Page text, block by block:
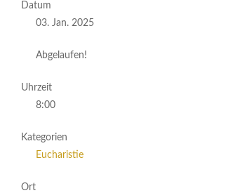
Datum
03. Jan. 2025
Abgelaufen!
Uhrzeit
8:00
Kategorien
Eucharistie
Ort